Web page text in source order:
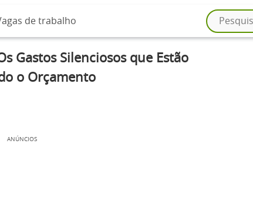
de trabalho
Gastos Silenciosos que Estão
o Orçamento
ANÚNCIOS